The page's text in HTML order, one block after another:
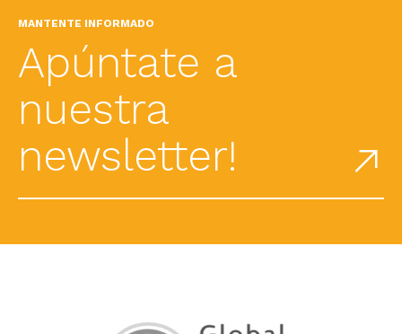
MANTENTE INFORMADO
Apúntate a
nuestra
newsletter!